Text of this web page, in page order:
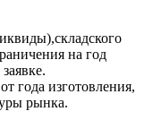
на год
года изготовления,
рынка.